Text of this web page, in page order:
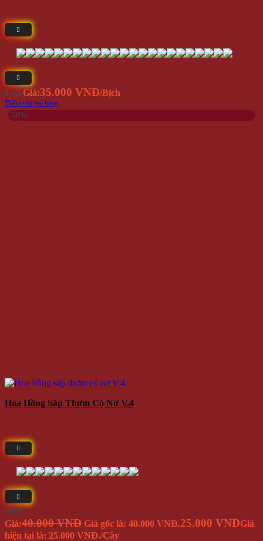
Giá Giá:35.000 VNĐ/Bịch
Thêm vào giỏ hàng
-38%
Hoa Hồng Sáp Thơm Có Nơ V.4
Giá
Giá:40.000 VNĐ Giá gốc là: 40.000 VNĐ.25.000 VNĐGiá
hiện tại là: 25.000 VNĐ./Cây